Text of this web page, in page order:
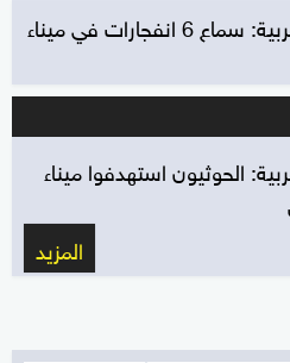
مصادر يمنية لسكاي نيوز عربية: سماع 6 انفجارات في ميناء
الحوثيون استهدفوا ميناء
المزيد